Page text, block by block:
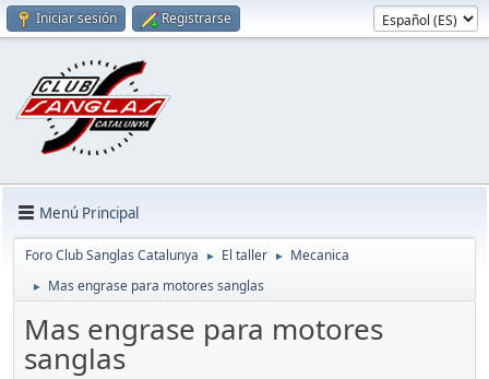
Iniciar sesión Registrarse
Menú Principal
Foro Club Sanglas Catalunya ► El taller ► Mecanica
► Mas engrase para motores sanglas
Mas engrase para motores
sanglas